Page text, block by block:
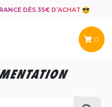
DÈS 35€ D’ACHAT
0